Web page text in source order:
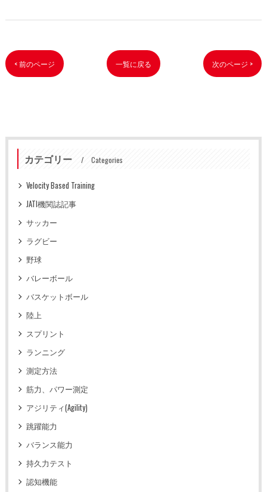
< 前のページ 一覧に戻る 次のページ >
カテゴリー Categories
Velocity Based Training
JATI機関誌記事
サッカー
ラグビー
野球
バレーボール
バスケットボール
陸上
スプリント
ランニング
測定方法
筋力、パワー測定
アジリティ(Agility)
跳躍能力
バランス能力
持久力テスト
認知機能